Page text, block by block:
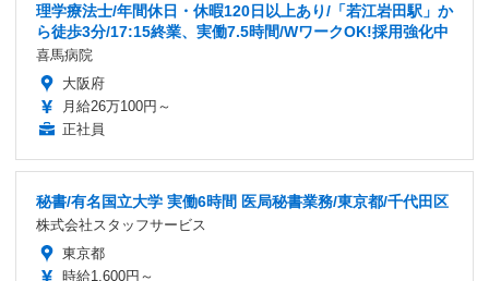
理学療法士/年間休日・休暇120日以上あり/「若江岩田駅」か
ら徒歩3分/17:15終業、実働7.5時間/WワークOK!採用強化中
喜馬病院
大阪府
月給26万100円～
正社員
秘書/有名国立大学 実働6時間 医局秘書業務/東京都/千代田区
株式会社スタッフサービス
東京都
時給1,600円～